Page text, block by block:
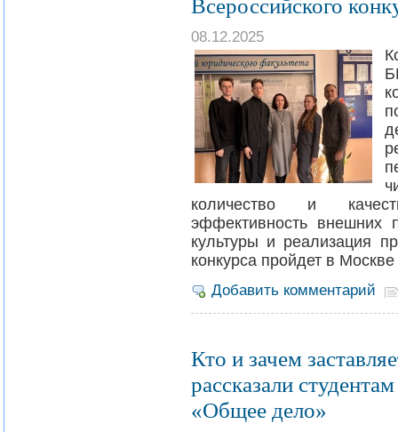
Всероссийского
08.12.2025
количество и
эффективность внешних
культуры и реализация
конкурса пройдет в
Добавить комментарий
Кто и зачем
рассказали
«Общее дело»